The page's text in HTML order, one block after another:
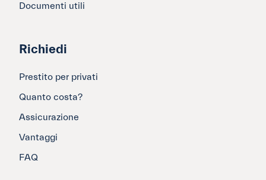
Documenti utili
Richiedi
Prestito per privati
Quanto costa?
Assicurazione
Vantaggi
FAQ